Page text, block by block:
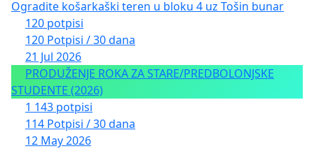
Ogradite košarkaški teren u bloku 4 uz Tošin bunar
120 potpisi
120 Potpisi / 30 dana
21 Jul 2026
PRODUŽENJE ROKA ZA STARE/PREDBOLONJSKE
STUDENTE (2026)
1 143 potpisi
114 Potpisi / 30 dana
12 May 2026